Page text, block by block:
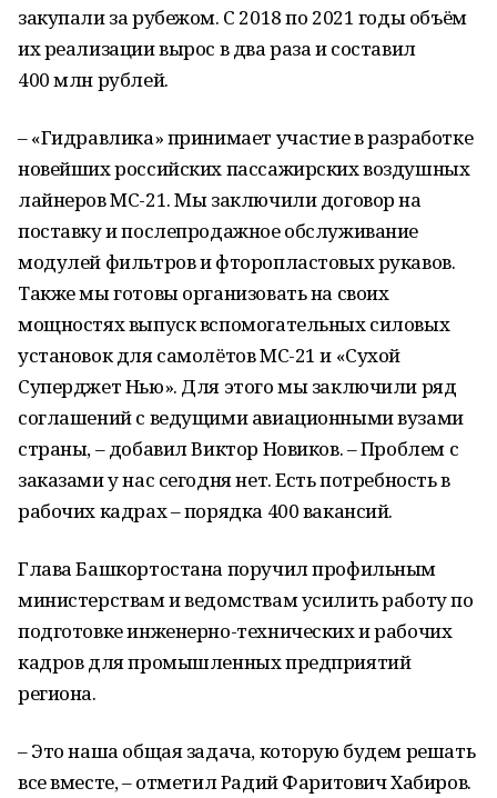
закупали за рубежом. С 2018 по 2021 годы объём
их реализации вырос в два раза и составил
400 млн рублей.
– «Гидравлика» принимает участие в разработке
новейших российских пассажирских воздушных
лайнеров МС-21. Мы заключили договор на
поставку и послепродажное обслуживание
модулей фильтров и фторопластовых рукавов.
Также мы готовы организовать на своих
мощностях выпуск вспомогательных силовых
установок для самолётов МС-21 и «Сухой
Суперджет Нью». Для этого мы заключили ряд
соглашений с ведущими авиационными вузами
страны, – добавил Виктор Новиков. – Проблем с
заказами у нас сегодня нет. Есть потребность в
рабочих кадрах – порядка 400 вакансий.
Глава Башкортостана поручил профильным
министерствам и ведомствам усилить работу по
подготовке инженерно-технических и рабочих
кадров для промышленных предприятий
региона.
– Это наша общая задача, которую будем решать
все вместе, – отметил Радий Фаритович Хабиров.